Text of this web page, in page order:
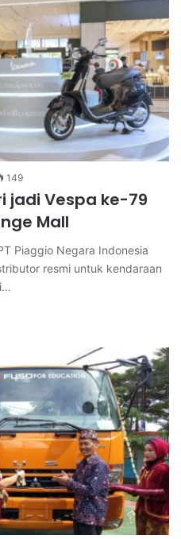
149
jadi Vespa ke-79
Mall
Piaggio Negara Indonesia
resmi untuk kendaraan